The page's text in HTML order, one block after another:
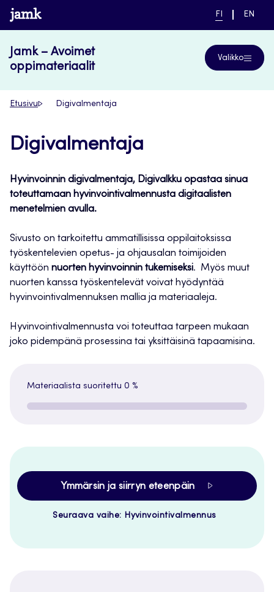
Siirry
suoraan
www.jamk.fi
NYKYINEN
FI
VAIHDA
EN
Jamk – Avoimet
oppimateriaalit
Valikko
Etusivu Digivalmentaja
Digivalmentaja
Hyvinvoinnin digivalmentaja, Digivalkku opastaa sinua
toteuttamaan hyvinvointivalmennusta digitaalisten
menetelmien avulla.
Sivusto on tarkoitettu ammatillisissa oppilaitoksissa
työskentelevien opetus- ja ohjausalan toimijoiden
käyttöön nuorten hyvinvoinnin tukemiseksi. Myös muut
nuorten kanssa työskentelevät voivat hyödyntää
hyvinvointivalmennuksen mallia ja materiaaleja.
Hyvinvointivalmennusta voi toteuttaa tarpeen mukaan
joko pidempänä prosessina tai yksittäisinä tapaamisina.
Materiaalista suoritettu 0 %
Ymmärsin ja siirryn eteenpäin
Seuraava vaihe: Hyvinvointivalmennus